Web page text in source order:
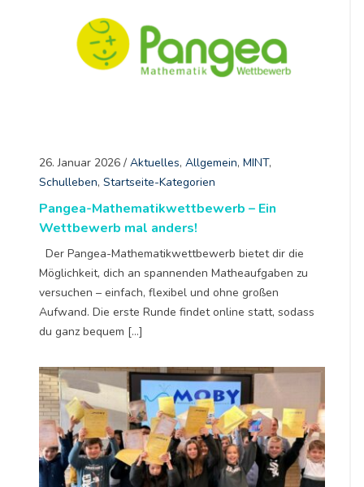
26. Januar 2026/ Aktuelles, Allgemein, MINT,
Schulleben, Startseite-Kategorien
Pangea-Mathematikwettbewerb – Ein
Wettbewerb mal anders!
Der Pangea-Mathematikwettbewerb bietet dir die
Möglichkeit, dich an spannenden Matheaufgaben zu
versuchen – einfach, flexibel und ohne großen
Aufwand. Die erste Runde findet online statt, sodass
du ganz bequem […]